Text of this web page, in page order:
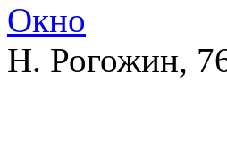
Окно
Н. Рогожин,